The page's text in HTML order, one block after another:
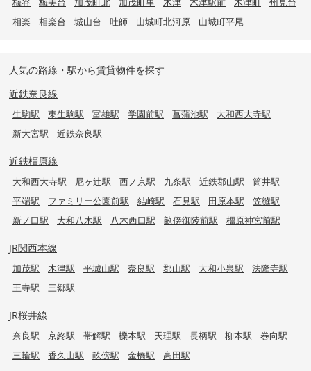
相楽
相楽台 城山台 吐師 山城町北河原 山城町平尾
人気の路線・駅から賃貸物件を探す
近鉄奈良線
生駒駅 東生駒駅 富雄駅 学園前駅 菖蒲池駅
大和西大寺駅
新大宮駅
近鉄奈良駅
近鉄橿原線
大和西大寺駅 尼ヶ辻駅 西ノ京駅 九条駅 近鉄郡山駅
筒井駅
平端駅
ファミリー公園前駅 結崎駅 石見駅 田原本駅
笠縫駅
新ノ口駅
大和八木駅 八木西口駅 畝傍御陵前駅 橿原神宮前駅
JR関西本線
加茂駅 木津駅 平城山駅 奈良駅 郡山駅 大和小泉駅
法隆寺駅
王寺駅
三郷駅
JR桜井線
奈良駅 京終駅 帯解駅 櫟本駅 天理駅 長柄駅 柳本駅
巻向駅
三輪駅
香久山駅 畝傍駅 金橋駅 高田駅